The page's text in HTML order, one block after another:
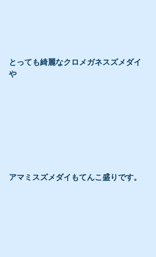
とっても綺麗なクロメガネスズメダイ
や
アマミスズメダイもてんこ盛りです。